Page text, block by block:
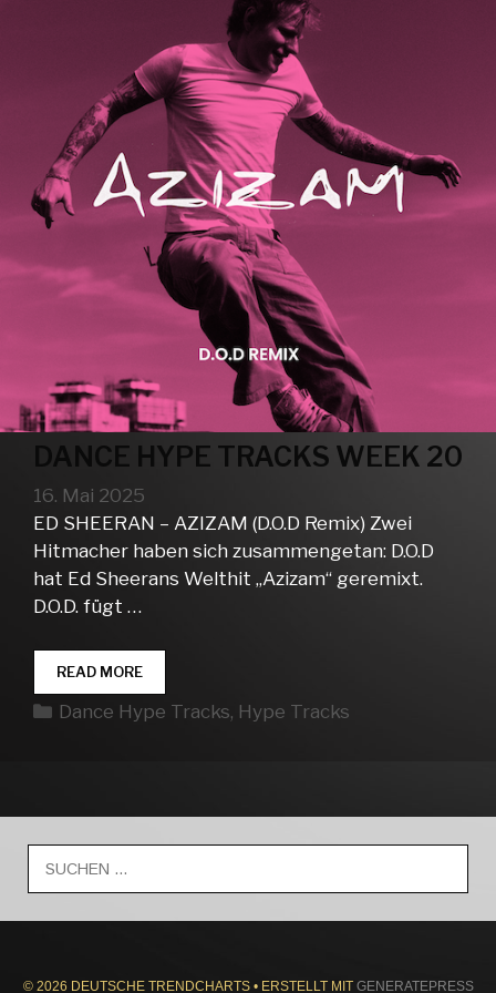
DANCE HYPE TRACKS WEEK 20
16. Mai 2025
ED SHEERAN – AZIZAM (D.O.D Remix) Zwei
Hitmacher haben sich zusammengetan: D.O.D
hat Ed Sheerans Welthit „Azizam“ geremixt.
D.O.D. fügt …
READ MOREDANCE
HYPE
TRACKS
Kategorien
Dance Hype Tracks, Hype Tracks
nach:
© 2026 DEUTSCHE TRENDCHARTS• ERSTELLT MIT GENERATEPRESS